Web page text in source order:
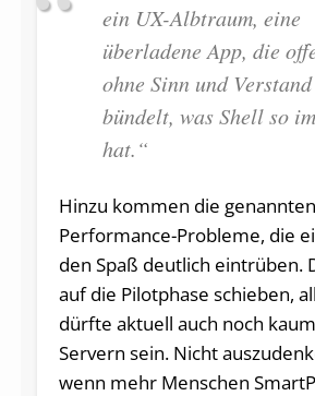
ein UX-Albtraum, eine
überladene App, die
ohne Sinn und
bündelt, was Shell so
hat.“
Hinzu kommen die genannten
Performance-Probleme, die
den Spaß deutlich eintrüben.
auf die Pilotphase schieben,
dürfte aktuell auch noch
Servern sein. Nicht
wenn mehr Menschen